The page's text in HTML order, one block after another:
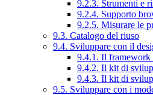
9.2.3. Strumenti e
9.2.4. Supporto
9.2.5. Misurare le
9.3. Catalogo del riuso
9.4. Sviluppare con il
9.4.1. Il framework
9.4.2. Il kit di
9.4.3. Il kit di
9.5. Sviluppare con i